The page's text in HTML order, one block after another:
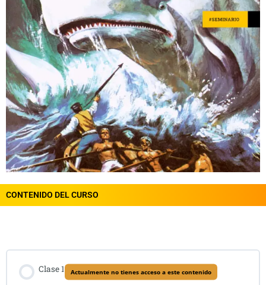
CONTENIDO DEL CURSO
Clase 1 Actualmente no tienes acceso a este contenido